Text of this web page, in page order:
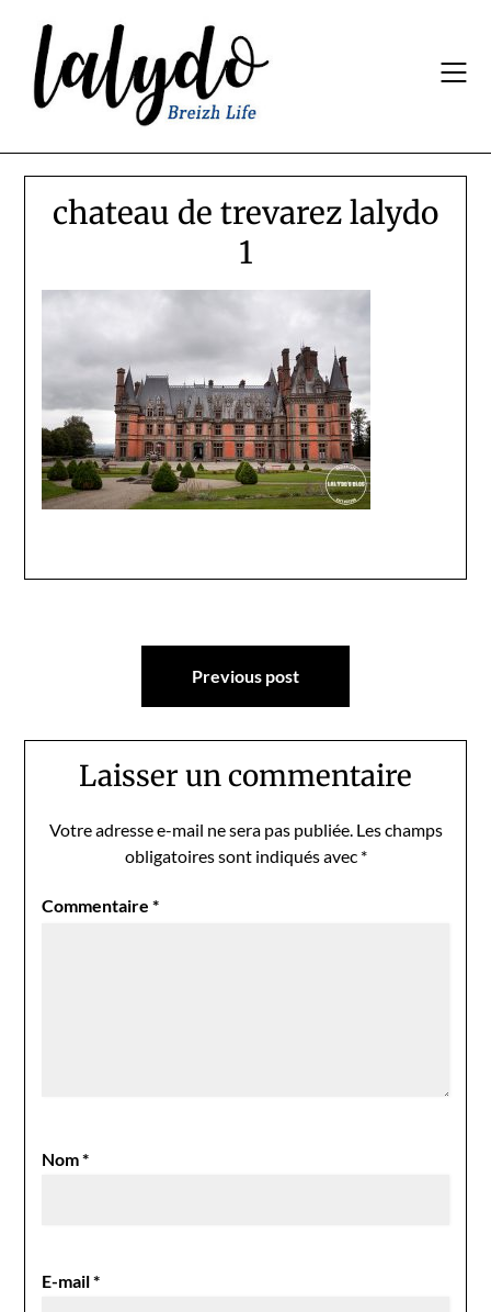
content
chateau de trevarez lalydo
1
Navigation
Previous post
Laisser un commentaire
Votre adresse e-mail ne sera pas publiée. Les champs
obligatoires sont indiqués avec *
Commentaire*
Nom*
E-mail*